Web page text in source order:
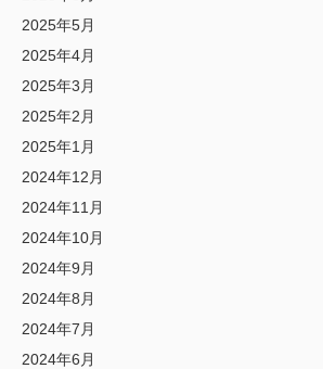
2025年5月
2025年4月
2025年3月
2025年2月
2025年1月
2024年12月
2024年11月
2024年10月
2024年9月
2024年8月
2024年7月
2024年6月